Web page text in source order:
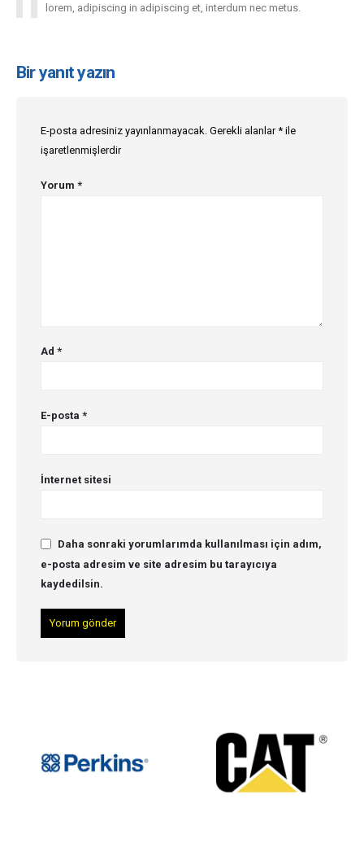
lorem, adipiscing in adipiscing et, interdum nec metus.
Bir yanıt yazın
E-posta adresiniz yayınlanmayacak. Gerekli alanlar* ile
işaretlenmişlerdir
Yorum *
Ad *
E-posta *
İnternet sitesi
Daha sonraki yorumlarımda kullanılması için adım,
e-posta adresim ve site adresim bu tarayıcıya
kaydedilsin.